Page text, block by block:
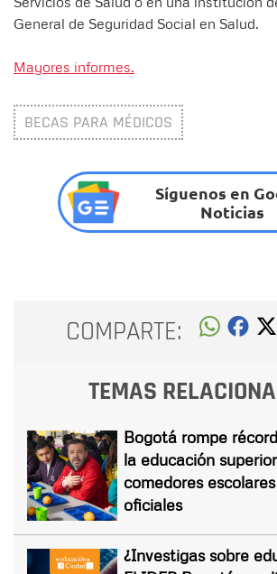
General de Seguridad Social en Salud.
Mayores informes.
BECAS PARA MÉDICOS
Síguenos en
Noticias
COMPARTE:
TEMAS
Bogotá rompe
la educación
comedores
oficiales
¿Investigas sobre